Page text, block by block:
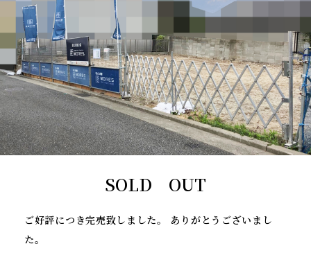
SOLD OUT
ご好評につき完売致しました。 ありがとうございまし
た。